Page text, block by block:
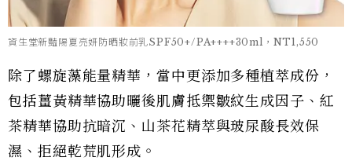
資生堂新豔陽夏亮妍防晒妝前乳SPF50+/PA++++30ml，NT1,550
除了螺旋藻能量精華，當中更添加多種植萃成份，
包括薑黃精華協助曬後肌膚抵禦皺紋生成因子、紅
茶精華協助抗暗沉、山茶花精萃與玻尿酸長效保
濕、拒絕乾荒肌形成。